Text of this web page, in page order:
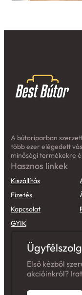
A bútoriparban
több ezer elégedett
minőségi termékekre
Hasznos linkek
Kiszállítás
Fizetés
Kapcsolat
GYIK
Első kézből
akcióinkról?